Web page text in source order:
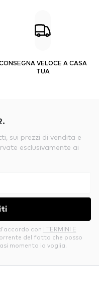
VELOCE A CASA
TUA
sui prezzi di vendita e
esclusivamente ai
con I TERMINI E
del fatto che posso
momento io voglia.